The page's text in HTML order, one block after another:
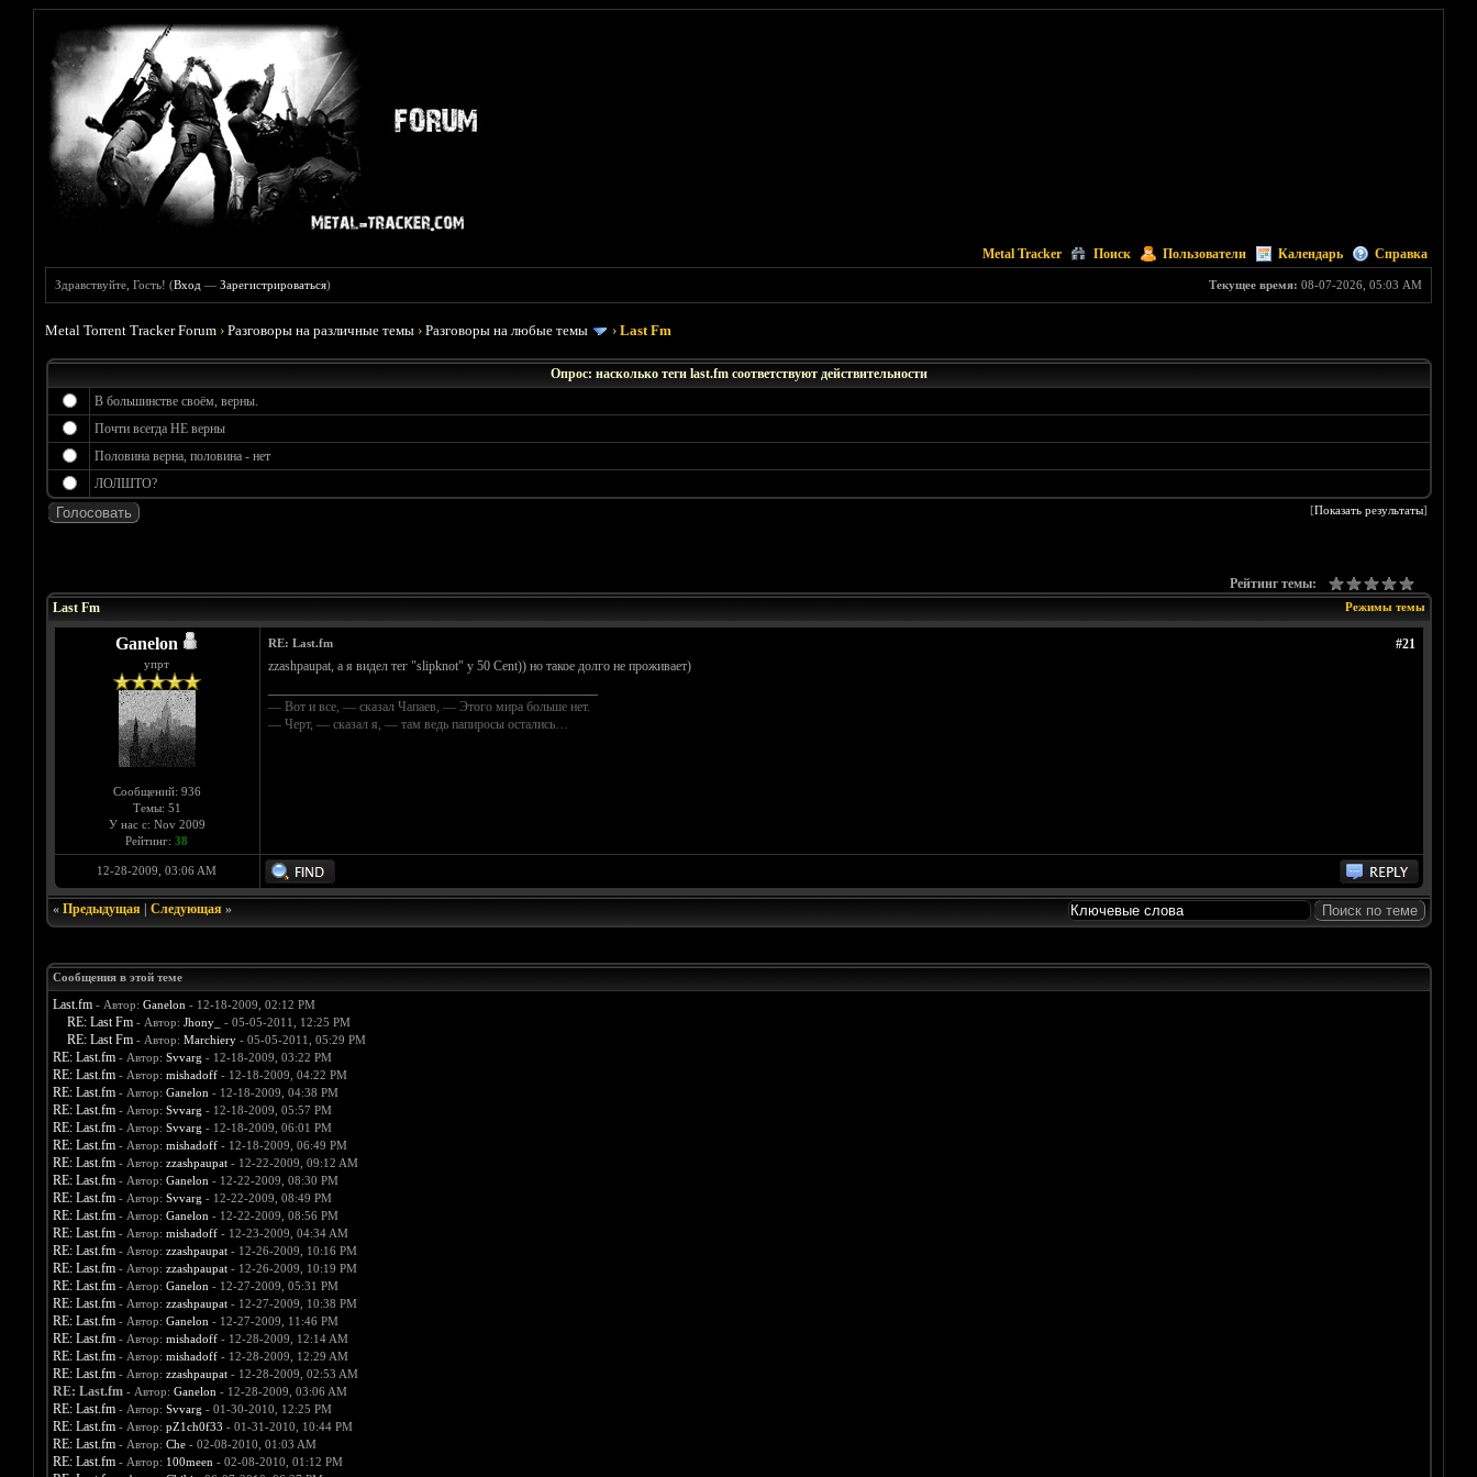
Metal Tracker Поиск Пользователи Календарь Справка
Текущее время: 08-07-2026, 05:03 AM
Здравствуйте, Гость! (Вход —Зарегистрироваться)
Metal Torrent Tracker Forum ›Разговоры на различные темы ›Разговоры на любые темы ›Last Fm
Опрос: насколько теги last.fm соответствуют действительности
В большинстве своём, верны.
Почти всегда НЕ верны
Половина верна, половина - нет
ЛОЛШТО?
[Показать результаты]
Рейтинг темы:
Режимы темы
Last Fm
Ganelon
упрт
Сообщений: 936
Темы: 51
У нас с: Nov 2009
Рейтинг: 38
#21
RE: Last.fm
zzashpaupat, а я видел тег "slipknot" у 50 Cent)) но такое долго не проживает)
— Вот и все, — сказал Чапаев, — Этого мира больше нет.
— Черт, — сказал я, — там ведь папиросы остались…
12-28-2009, 03:06 AM
« Предыдущая| Следующая»
Сообщения в этой теме
Last.fm - Автор: Ganelon - 12-18-2009, 02:12 PM
RE: Last Fm - Автор: Jhony_ - 05-05-2011, 12:25 PM
RE: Last Fm - Автор: Marchiery- 05-05-2011, 05:29 PM
RE: Last.fm - Автор: Svvarg - 12-18-2009, 03:22 PM
RE: Last.fm - Автор: mishadoff- 12-18-2009, 04:22 PM
RE: Last.fm - Автор: Ganelon - 12-18-2009, 04:38 PM
RE: Last.fm - Автор: Svvarg - 12-18-2009, 05:57 PM
RE: Last.fm - Автор: Svvarg - 12-18-2009, 06:01 PM
RE: Last.fm - Автор: mishadoff- 12-18-2009, 06:49 PM
RE: Last.fm - Автор: zzashpaupat- 12-22-2009, 09:12 AM
RE: Last.fm - Автор: Ganelon - 12-22-2009, 08:30 PM
RE: Last.fm - Автор: Svvarg - 12-22-2009, 08:49 PM
RE: Last.fm - Автор: Ganelon - 12-22-2009, 08:56 PM
RE: Last.fm - Автор: mishadoff- 12-23-2009, 04:34 AM
RE: Last.fm - Автор: zzashpaupat- 12-26-2009, 10:16 PM
RE: Last.fm - Автор: zzashpaupat- 12-26-2009, 10:19 PM
RE: Last.fm - Автор: Ganelon - 12-27-2009, 05:31 PM
RE: Last.fm - Автор: zzashpaupat- 12-27-2009, 10:38 PM
RE: Last.fm - Автор: Ganelon - 12-27-2009, 11:46 PM
RE: Last.fm - Автор: mishadoff- 12-28-2009, 12:14 AM
RE: Last.fm - Автор: mishadoff- 12-28-2009, 12:29 AM
RE: Last.fm - Автор: zzashpaupat- 12-28-2009, 02:53 AM
RE: Last.fm - Автор: Ganelon - 12-28-2009, 03:06 AM
RE: Last.fm - Автор: Svvarg - 01-30-2010, 12:25 PM
RE: Last.fm - Автор: pZ1ch0f33 - 01-31-2010, 10:44 PM
RE: Last.fm - Автор: Che- 02-08-2010, 01:03 AM
RE: Last.fm - Автор: 100meen - 02-08-2010, 01:12 PM